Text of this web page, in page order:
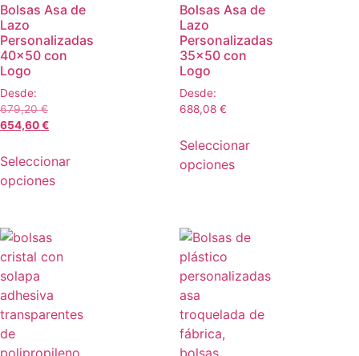
Bolsas Asa de
Lazo
Personalizadas
40×50 con
Logo
Desde:
679,20€
654,60€
Seleccionar
opciones
Bolsas Asa de
Lazo
Personalizadas
35×50 con
Logo
Desde:
688,08 €
Seleccionar
opciones